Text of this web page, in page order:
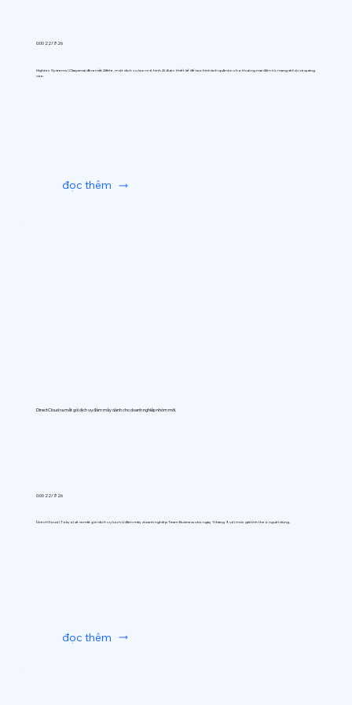
0:00 22/7/26
Hightec Systems (Okayama) đã ra mắt AIfitte, một dịch vụ tạo mô hình AI được thiết kế để tạo hình ảnh quần áo cho thương mại điện tử, mạng xã hội và quảng
cáo.
đọc thêm
DirectCloud ra mắt gói dịch vụ đám mây dành cho doanh nghiệp nhóm mới.
0:00 22/7/26
DirectCloud (Tokyo) sẽ ra mắt gói dịch vụ lưu trữ đám mây doanh nghiệp Team Business vào ngày 1 tháng 9, với mức giá tính theo người dùng.
đọc thêm